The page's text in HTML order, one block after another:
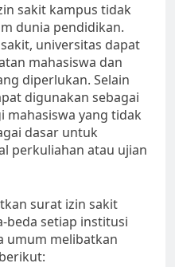
sakit kampus tidak
dunia pendidikan.
universitas dapat
mahasiswa dan
diperlukan. Selain
digunakan sebagai
mahasiswa yang tidak
dasar untuk
perkuliahan atau ujian
surat izin sakit
beda setiap institusi
umum melibatkan